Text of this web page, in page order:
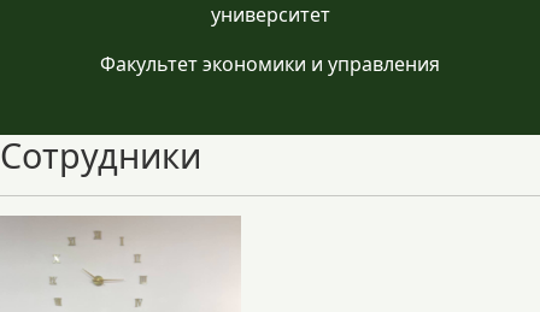
университет
Факультет экономики и управления
Сотрудники